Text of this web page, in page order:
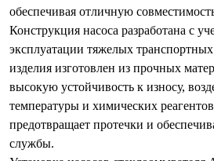
обеспечивая отличную
Конструкция насоса разработана с
эксплуатации тяжелых
изделия изготовлен из прочных
высокую устойчивость к износу,
температуры и химических
предотвращает протечки и
службы.